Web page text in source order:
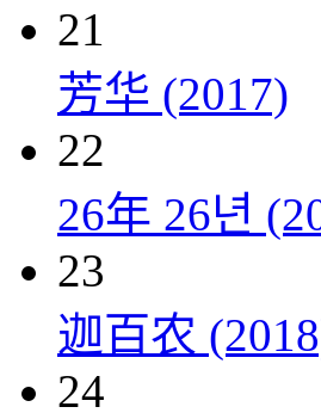
21
芳华 (2017)
22
26年 26년
23
迦百农
24